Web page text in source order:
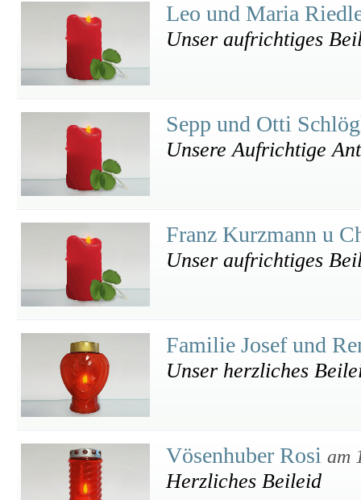
Leo und Maria
Unser aufrichtiges
Sepp und Otti
Unsere Aufrichtige
Franz Kurzmann u
Unser aufrichtiges
Familie Josef und
Unser herzliches
Vösenhuber Rosi am
Herzliches Beileid